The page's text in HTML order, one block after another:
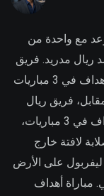
مع واحدة من
ريال مدريد. فريق
ليفربول يدخل القمة بوجه هجومي متجدّد (8 أهداف في 3 مباريات
فريق ريال
مدريد يملك هدافًا فارقا: كيليان مبابي بـ 5 أهداف في 3 مباريات،
مع صلابة لافتة خارج
على الأرض
مباراة أهداف